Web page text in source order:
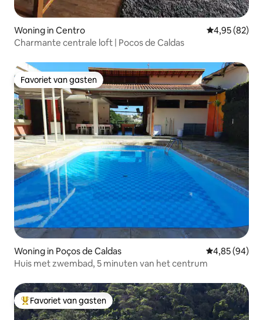
Woning in Centro Gemiddelde
4,95 (82)
Charmante centrale loft | Pocos de Caldas
Favoriet van gasten
Favoriet van gasten
Woning in Poços de Caldas Gemiddelde
4,85 (94)
Huis met zwembad, 5 minuten van het centrum
Topfavoriet van gasten
Favoriet van gasten